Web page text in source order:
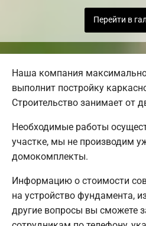
Перейти в
Наша компания
выполнит постройку
Строительство занимает от
Необходимые работы
участке, мы не производим
домокомплекты.
Информацию о стоимости
на устройство фундамента,
другие вопросы вы сможете